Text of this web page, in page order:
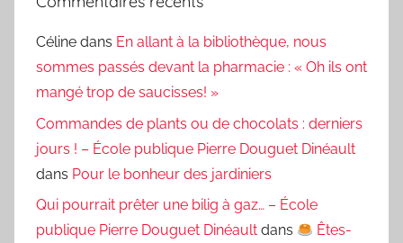
Céline dans En allant à la bibliothèque, nous
sommes passés devant la pharmacie : « Oh ils ont
mangé trop de saucisses! »
Commandes de plants ou de chocolats : derniers
jours ! – École publique Pierre Douguet Dinéault
dans Pour le bonheur des jardiniers
Qui pourrait prêter une bilig à gaz… – École
publique Pierre Douguet Dinéault dans
Êtes-